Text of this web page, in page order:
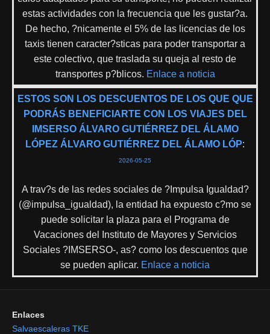
estas actividades con la frecuencia que les gustar?a.
De hecho, ?nicamente el 5% de las licencias de los
taxis tienen caracter?sticas para poder transportar a
este colectivo, que traslada su queja al resto de
transportes p?blicos. Enlace a noticia
ESTOS SON LOS DESCUENTOS DE LOS QUE QUE
PODRÁS BENEFICIARTE CON LOS VIAJES DEL
IMSERSO ÁLVARO GUTIÉRREZ DEL ÁLAMO
LÓPEZ ÁLVARO GUTIÉRREZ DEL ÁLAMO LÓP:
2026-05-25
A trav?s de las redes sociales de ?Impulsa Igualdad?
(@impulsa_igualdad), la entidad ha expuesto c?mo se
puede solicitar la plaza para el Programa de
Vacaciones del Instituto de Mayores y Servicios
Sociales ?IMSERSO-, as? como los descuentos que
se pueden aplicar. Enlace a noticia
Enlaces
Salvaescaleras TKE